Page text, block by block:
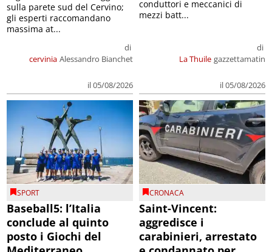
cervinia
di
Alessandro Bianchet
il 05/08/2026
sulla parete sud del Cervino;
gli esperti raccomandano
massima at...
La Thuile
di
gazzettamatin
il 05/08/2026
conduttori e meccanici di
mezzi batt...
SPORT
Baseball5: l’Italia
conclude al quinto
posto i Giochi del
CRONACA
Saint-Vincent:
aggredisce i
carabinieri, arrestato